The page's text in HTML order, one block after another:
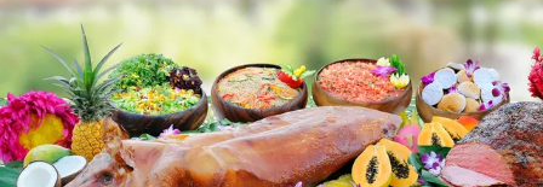
貸切パーティー・出張サービス
アクセス
ご案内
私たちについて